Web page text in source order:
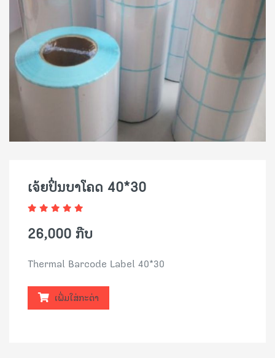
ເຈ້ຍປິ່ນບາໂຄດ 40*30
26,000 ກີບ
Thermal Barcode Label 40*30
ເພີ່ມໃສ່ກະຕ່າ